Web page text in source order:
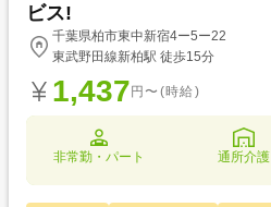
ビス!
千葉県柏市東中新宿4ー5ー22
東武野田線新柏駅 徒歩15分
1,437 円〜(時給)
非常勤・パート 通所介護